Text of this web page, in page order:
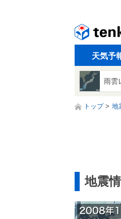
天気予
雨雲
トップ 地
地震